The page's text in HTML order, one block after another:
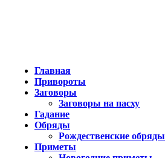
Главная
Привороты
Заговоры
Заговоры на пасху
Гадание
Обряды
Рождественские обряды
Приметы